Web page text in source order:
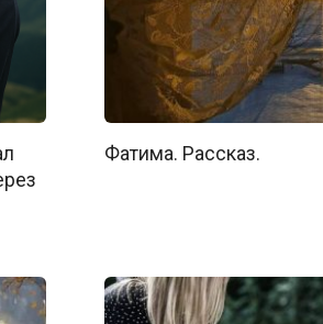
Фатима. Рассказ.